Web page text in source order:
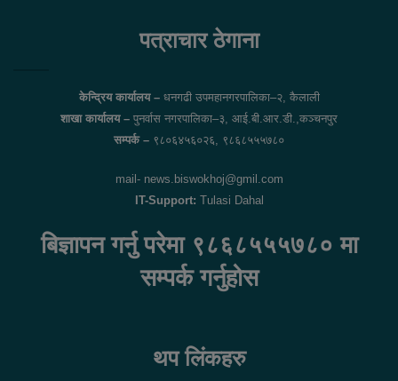
पत्राचार ठेगाना
केन्द्रिय कार्यालय –धनगढी उपमहानगरपालिका–२, कैलाली
शाखा कार्यालय – पुनर्वास नगरपालिका–३, आई.बी.आर.डी.,कञ्चनपुर
सम्पर्क – ९८०६४५६०२६, ९८६८५५५७८०
mail- news.biswokhoj@gmil.com
IT-Support: Tulasi Dahal
बिज्ञापन गर्नु परेमा ९८६८५५५७८० मा
सम्पर्क गर्नुहोस
थप लिंकहरु